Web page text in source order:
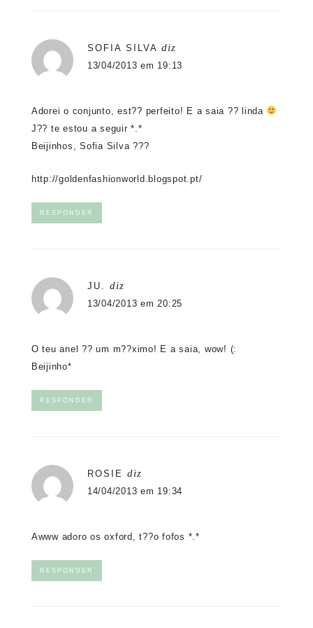
SOFIA SILVA diz
13/04/2013 em 19:13
Adorei o conjunto, est?? perfeito! E a saia ?? linda
J?? te estou a seguir *.*
Beijinhos, Sofia Silva ???
http://goldenfashionworld.blogspot.pt/
RESPONDER
JU. diz
13/04/2013 em 20:25
O teu anel ?? um m??ximo! E a saia, wow! (:
Beijinho*
RESPONDER
ROSIE diz
14/04/2013 em 19:34
Awww adoro os oxford, t??o fofos *.*
RESPONDER